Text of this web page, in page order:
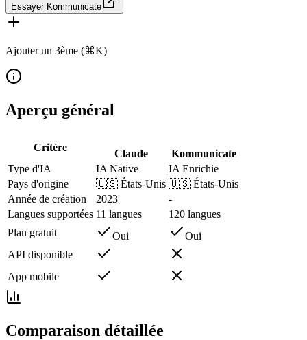
Essayer Kommunicate
Ajouter un 3ème (⌘K)
Aperçu général
Critère
Claude
Kommunicate
Type d'IA
IA Native
IA Enrichie
Pays d'origine
🇺🇸 États-Unis 🇺🇸 États-Unis
Année de création
2023
-
Langues supportées 11 langues
120 langues
Plan gratuit
Oui
Oui
API disponible
App mobile
Comparaison détaillée